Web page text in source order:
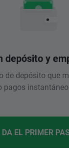
depósito y
de depósito que
pagos
DA EL PRIMER